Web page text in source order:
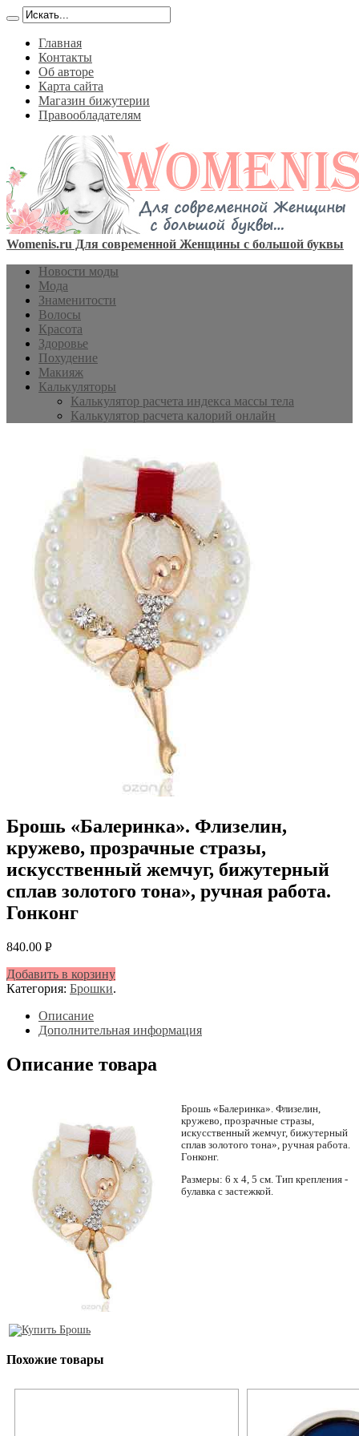
Главная
Контакты
Об авторе
Карта сайта
Магазин бижутерии
Правообладателям
Womenis.ru Для современной Женщины с большой буквы
Новости моды
Мода
Знаменитости
Волосы
Красота
Здоровье
Похудение
Макияж
Калькуляторы
Калькулятор расчета индекса массы тела
Калькулятор расчета калорий онлайн
Брошь «Балеринка». Флизелин,
кружево, прозрачные стразы,
искусственный жемчуг, бижутерный
сплав золотого тона», ручная работа.
Гонконг
840.00 Р
Добавить в корзину
Категория: Брошки.
Описание
Дополнительная информация
Описание товара
Брошь «Балеринка». Флизелин,
кружево, прозрачные стразы,
искусственный жемчуг, бижутерный
сплав золотого тона», ручная работа.
Гонконг.
Размеры: 6 х 4, 5 см. Тип крепления -
булавка с застежкой.
Похожие товары